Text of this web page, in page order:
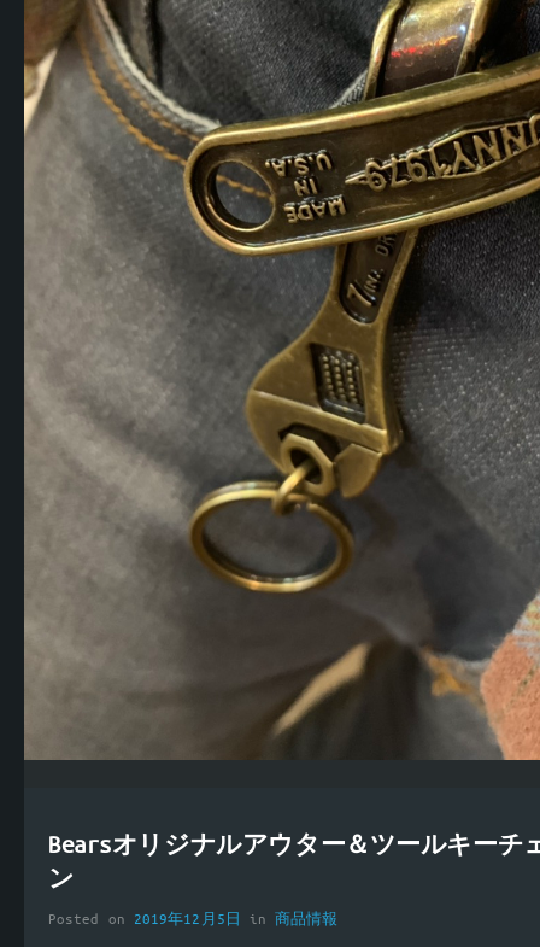
Bearsオリジナルアウター＆ツールキーチ
ン
Posted on 2019年12月5日 in 商品情報